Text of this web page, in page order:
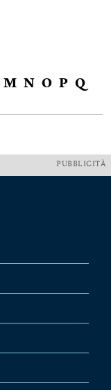
M N O P Q
PUBBLICITÀ